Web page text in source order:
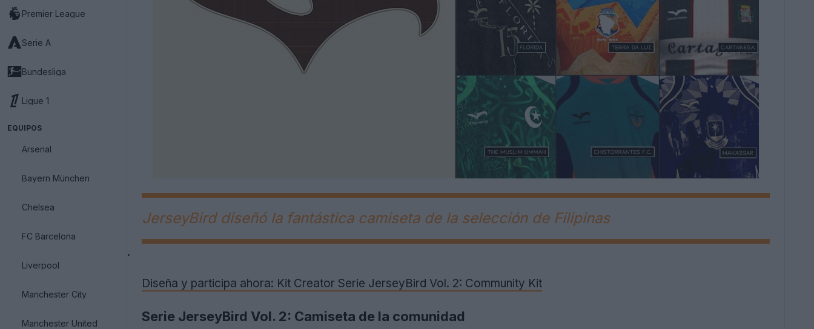
Premier League
Serie A
Bundesliga
Ligue 1
EQUIPOS
Arsenal
Bayern München
Chelsea
FC Barcelona
Liverpool
Manchester City
Manchester United
JerseyBird diseñó la fantástica camiseta de la selección de Filipinas
.
Diseña y participa ahora: Kit Creator Serie JerseyBird Vol. 2: Community Kit
Serie JerseyBird Vol. 2: Camiseta de la comunidad